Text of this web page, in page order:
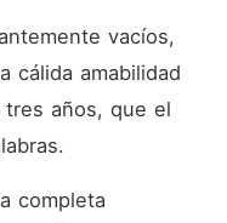
vacíos,
cálida amabilidad
años, que el
completa